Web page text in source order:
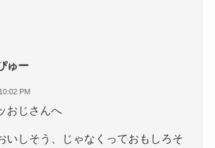
ゅー
PM
おじさんへ
いしそう、じゃなくっておもしろそ